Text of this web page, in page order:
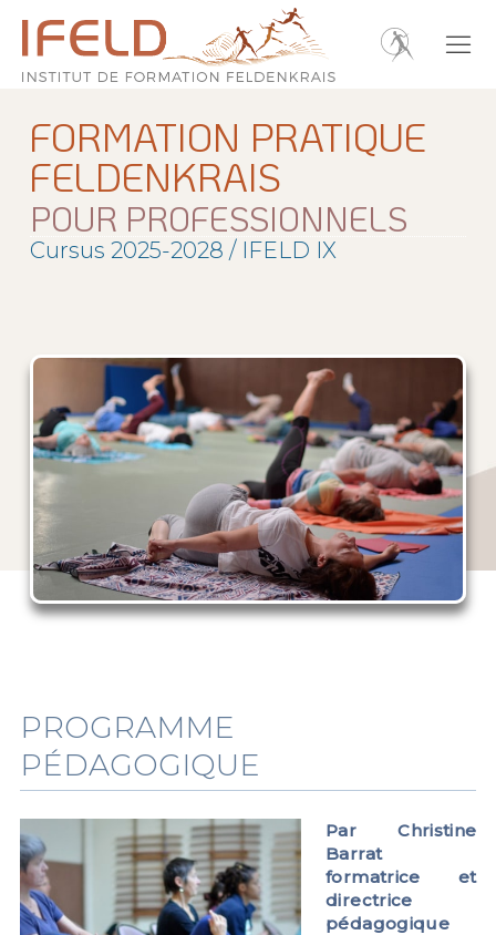
FORMATION PRATIQUE
FELDENKRAIS
POUR PROFESSIONNELS
Cursus 2025-2028 / IFELD IX
PROGRAMME
PÉDAGOGIQUE
Par Christine
Barrat
formatrice et
directrice
pédagogique